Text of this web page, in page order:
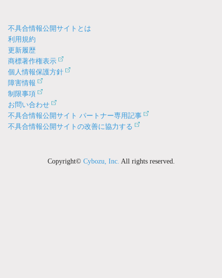
不具合情報公開サイトとは
利用規約
更新履歴
商標著作権表示
個人情報保護方針
障害情報
制限事項
お問い合わせ
不具合情報公開サイト パートナー専用記事
不具合情報公開サイトの改善に協力する
Copyright© Cybozu, Inc. All rights reserved.